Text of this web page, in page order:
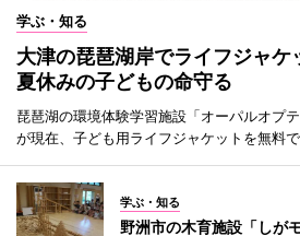
学ぶ・知る
大津の琵琶湖岸でライフジャ
夏休みの子どもの命守る
琵琶湖の環境体験学習施設「オーパルオプ
が現在、子ども用ライフジャケットを無料で
学ぶ・知る
野洲市の木育施設「し